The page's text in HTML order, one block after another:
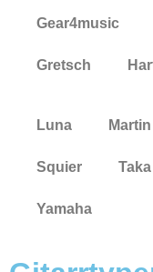
Gear4music
Gretsch
Luna Martin
Squier Taka
Yamaha